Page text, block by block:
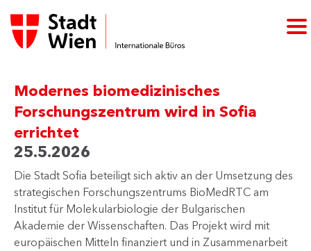
Modernes biomedizinisches
Forschungszentrum wird in Sofia
errichtet
25.5.2026
Die Stadt Sofia beteiligt sich aktiv an der Umsetzung des
strategischen Forschungszentrums BioMedRTC am
Institut für Molekularbiologie der Bulgarischen
Akademie der Wissenschaften. Das Projekt wird mit
europäischen Mitteln finanziert und in Zusammenarbeit